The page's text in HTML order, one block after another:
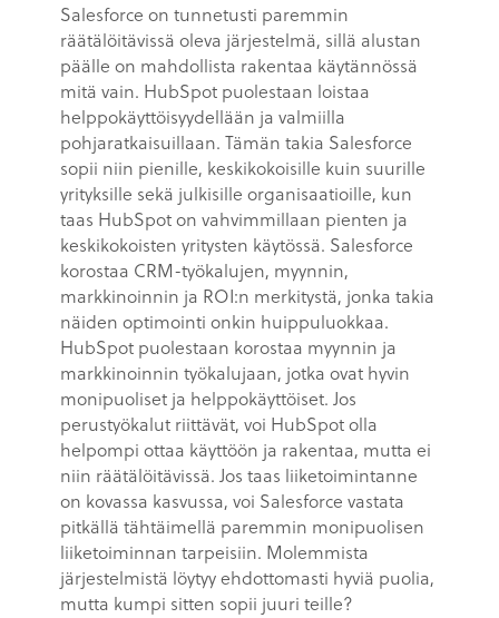
Salesforce on tunnetusti paremmin
räätälöitävissä oleva järjestelmä, sillä alustan
päälle on mahdollista rakentaa käytännössä
mitä vain. HubSpot puolestaan loistaa
helppokäyttöisyydellään ja valmiilla
pohjaratkaisuillaan. Tämän takia Salesforce
sopii niin pienille, keskikokoisille kuin suurille
yrityksille sekä julkisille organisaatioille, kun
taas HubSpot on vahvimmillaan pienten ja
keskikokoisten yritysten käytössä. Salesforce
korostaa CRM-työkalujen, myynnin,
markkinoinnin ja ROI:n merkitystä, jonka takia
näiden optimointi onkin huippuluokkaa.
HubSpot puolestaan korostaa myynnin ja
markkinoinnin työkalujaan, jotka ovat hyvin
monipuoliset ja helppokäyttöiset. Jos
perustyökalut riittävät, voi HubSpot olla
helpompi ottaa käyttöön ja rakentaa, mutta ei
niin räätälöitävissä. Jos taas liiketoimintanne
on kovassa kasvussa, voi Salesforce vastata
pitkällä tähtäimellä paremmin monipuolisen
liiketoiminnan tarpeisiin. Molemmista
järjestelmistä löytyy ehdottomasti hyviä puolia,
mutta kumpi sitten sopii juuri teille?